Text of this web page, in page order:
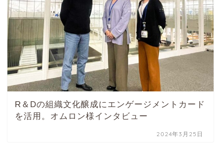
R＆Dの組織文化醸成にエンゲージメントカード
を活用。オムロン様インタビュー
2024年3月25日